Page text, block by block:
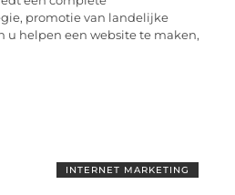
promotie van landelijke
u helpen een website te maken,
INTERNET MARKETING